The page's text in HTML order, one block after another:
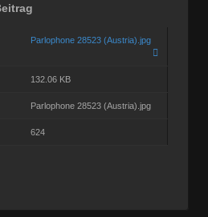
Parlophone 28523 (Austria).jpg
132.06 KB
Parlophone 28523 (Austria).jpg
624